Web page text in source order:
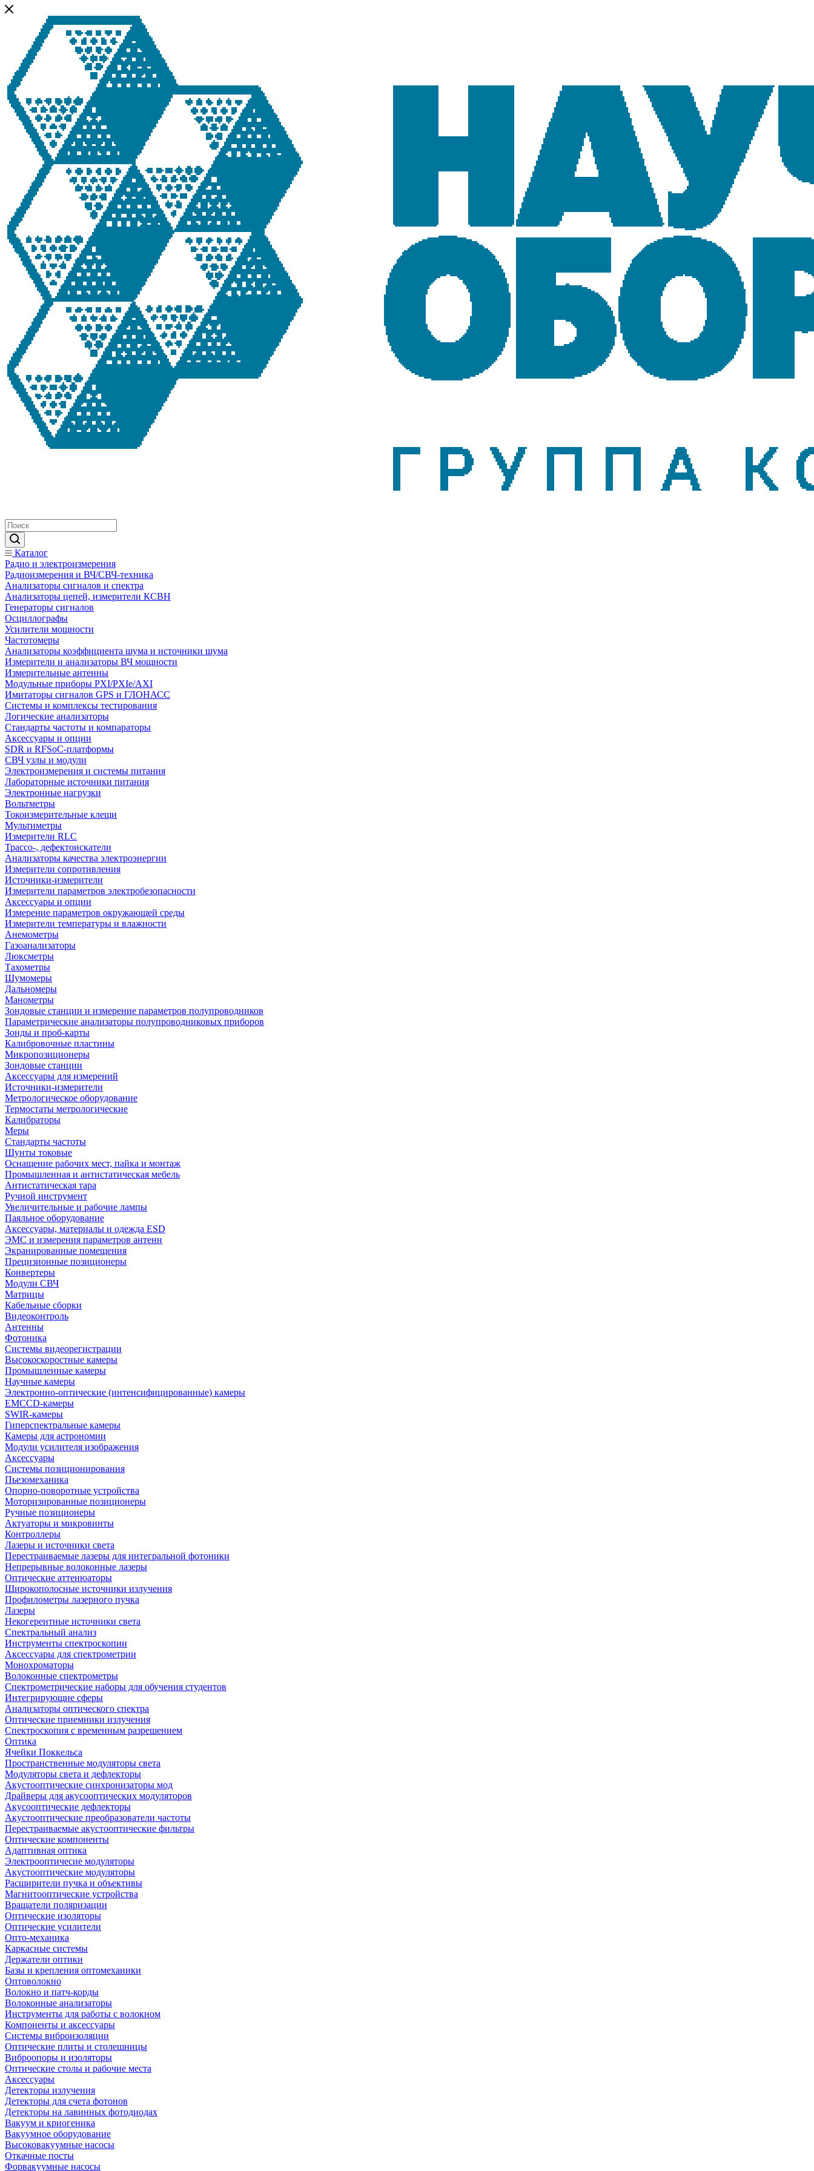
Каталог
Радио и электроизмерения
Радиоизмерения и ВЧ/СВЧ-техника
Анализаторы сигналов и спектра
Анализаторы цепей, измерители КСВН
Генераторы сигналов
Осциллографы
Усилители мощности
Частотомеры
Анализаторы коэффициента шума и источники шума
Измерители и анализаторы ВЧ мощности
Измерительные антенны
Модульные приборы PXI/PXIe/AXI
Имитаторы сигналов GPS и ГЛОНАСС
Системы и комплексы тестирования
Логические анализаторы
Стандарты частоты и компараторы
Аксессуары и опции
SDR и RFSoC‑платформы
СВЧ узлы и модули
Электроизмерения и системы питания
Лабораторные источники питания
Электронные нагрузки
Вольтметры
Токоизмерительные клещи
Мультиметры
Измерители RLC
Трассо-, дефектоискатели
Анализаторы качества электроэнергии
Измерители сопротивления
Источники-измерители
Измерители параметров электробезопасности
Аксессуары и опции
Измерение параметров окружающей среды
Измерители температуры и влажности
Анемометры
Газоанализаторы
Люксметры
Тахометры
Шумомеры
Дальномеры
Манометры
Зондовые станции и измерение параметров полупроводников
Параметрические анализаторы полупроводниковых приборов
Зонды и проб-карты
Калибровочные пластины
Микропозиционеры
Зондовые станции
Аксессуары для измерений
Источники-измерители
Метрологическое оборудование
Термостаты метрологические
Калибраторы
Меры
Стандарты частоты
Шунты токовые
Оснащение рабочих мест, пайка и монтаж
Промышленная и антистатическая мебель
Антистатическая тара
Ручной инструмент
Увеличительные и рабочие лампы
Паяльное оборудование
Аксессуары, материалы и одежда ESD
ЭМС и измерения параметров антенн
Экранированные помещения
Прецизионные позиционеры
Конвертеры
Модули СВЧ
Матрицы
Кабельные сборки
Видеоконтроль
Антенны
Фотоника
Cистемы видеорегистрации
Высокоскоростные камеры
Промышленные камеры
Научные камеры
Электронно-оптические (интенсифицированные) камеры
EMCCD-камеры
SWIR-камеры
Гиперспектральные камеры
Камеры для астрономии
Модули усилителя изображения
Аксессуары
Системы позиционирования
Пьезомеханика
Опорно-поворотные устройства
Моторизированные позиционеры
Ручные позиционеры
Актуаторы и микровинты
Контроллеры
Лазеры и источники света
Перестраиваемые лазеры для интегральной фотоники
Непрерывные волоконные лазеры
Оптические аттенюаторы
Широкополосные источники излучения
Профилометры лазерного пучка
Лазеры
Некогерентные источники света
Спектральный анализ
Инструменты спектроскопии
Аксессуары для спектрометрии
Монохроматоры
Волоконные спектрометры
Спектрометрические наборы для обучения студентов
Интегрирующие сферы
Анализаторы оптического спектра
Оптические приемники излучения
Спектроскопия с временным разрешением
Оптика
Ячейки Поккельса
Пространственные модуляторы света
Модуляторы света и дефлекторы
Акустооптические синхронизаторы мод
Драйверы для акусооптических модуляторов
Акусооптические дефлекторы
Акустооптические преобразователи частоты
Перестраиваемые акустооптические фильтры
Оптические компоненты
Адаптивная оптика
Электрооптичесие модуляторы
Акустооптические модуляторы
Расширители пучка и объективы
Магнитооптические устройства
Вращатели поляризации
Оптические изоляторы
Оптические усилители
Опто-механика
Каркасные системы
Держатели оптики
Базы и крепления оптомеханики
Оптоволокно
Волокно и патч-корды
Волоконные анализаторы
Инструменты для работы с волокном
Компоненты и аксессуары
Системы виброизоляции
Оптические плиты и столешницы
Виброопоры и изоляторы
Оптические столы и рабочие места
Аксессуары
Детекторы излучения
Детекторы для счета фотонов
Детекторы на лавинных фотодиодах
Вакуум и криогеника
Вакуумное оборудование
Высоковакуумные насосы
Откачные посты
Форвакуумные насосы